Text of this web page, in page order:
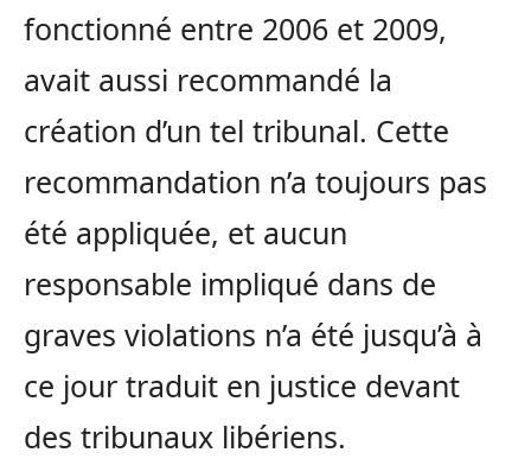
fonctionné entre 2006 et 2009,
avait aussi recommandé la
création d’un tel tribunal. Cette
recommandation n’a toujours pas
été appliquée, et aucun
responsable impliqué dans de
graves violations n’a été jusqu’à à
ce jour traduit en justice devant
des tribunaux libériens.